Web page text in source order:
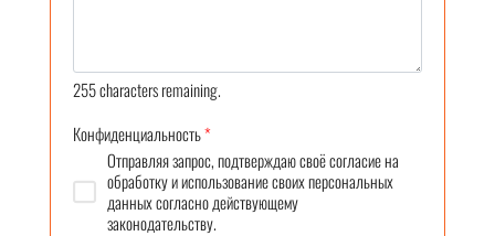
255characters remaining.
Конфиденциальность*
Отправляя запрос, подтверждаю своё согласие на
обработку и использование своих персональных
данных согласно действующему
законодательству.